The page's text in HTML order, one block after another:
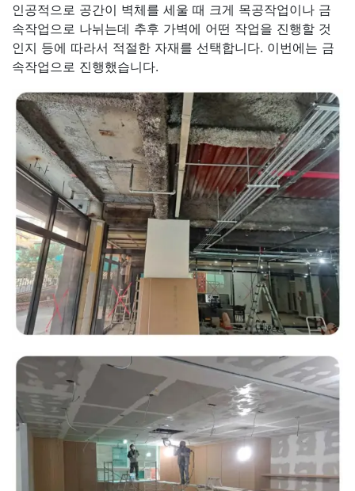
인공적으로 공간이 벽체를 세울 때 크게 목공작업이나 금
속작업으로 나뉘는데 추후 가벽에 어떤 작업을 진행할 것
인지 등에 따라서 적절한 자재를 선택합니다. 이번에는 금
속작업으로 진행했습니다.